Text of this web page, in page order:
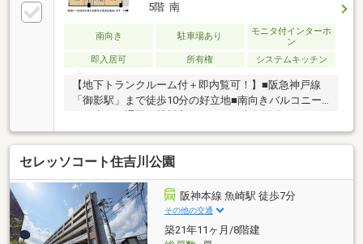
5階 南
南向き 駐車場あり
モニタ付インターホ
ン
即入居可
所有権 システムキッチン
【地下トランクルーム付＋即内覧可！】■阪急神戸線
「御影駅」まで徒歩10分の好立地■南向きバルコニー
のゆとりある住空間です
セレッソコート住吉川公園
阪神本線 魚崎駅 徒歩7分
その他の交通
築21年11ヶ月/8階建